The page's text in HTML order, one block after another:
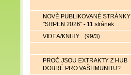
.
NOVĚ PUBLIKOVANÉ STRÁNKY
"SRPEN 2026" - 11 stránek
VIDEA/KNIHY... (99/3)
.
PROČ JSOU EXTRAKTY Z HUB
DOBRÉ PRO VAŠI IMUNITU?